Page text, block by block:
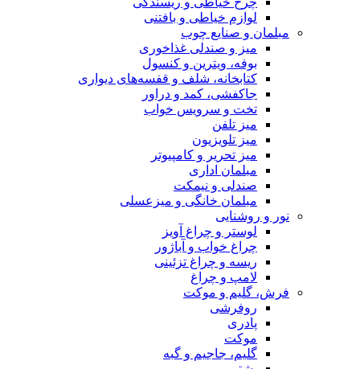
لوازم خیاطی و بافتنی
مبلمان و صنایع چوب
میز و صندلی غذاخوری
بوفه، ویترین و کنسول
کتابخانه، شلف و قفسه‌های دیواری
جاکفشی، کمد و دراور
تخت و سرویس خواب
میز تلفن
میز تلویزیون
میز تحریر و کامپیوتر
مبلمان اداری
صندلی و نیمکت
مبلمان خانگی و میزعسلی
نور و روشنایی
لوستر و چراغ آویز
چراغ خواب و آباژور
ریسه و چراغ تزئینی
لامپ و چراغ
فرش، گلیم و موکت
روفرشی
پادری
موکت
گلیم، جاجیم و گبه